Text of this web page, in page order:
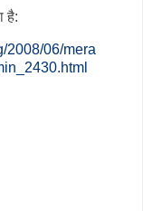
है:
2008/06/mera